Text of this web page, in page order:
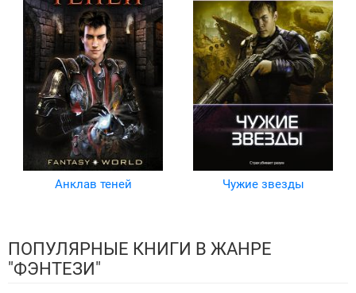
Анклав теней Чужие звезды
ПОПУЛЯРНЫЕ КНИГИ В ЖАНРЕ
"ФЭНТЕЗИ"